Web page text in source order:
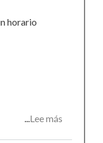
horario
Lee más